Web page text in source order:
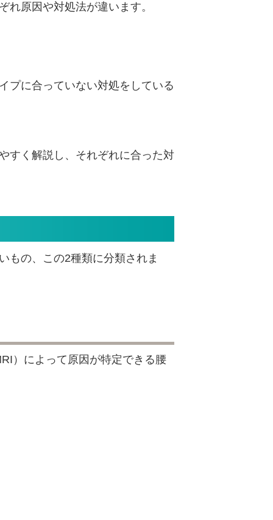
れ原因や対処法が違います。
プに合っていない対処をしている
すく解説し、それぞれに合った対
もの、この2種類に分類されま
）によって原因が特定できる腰